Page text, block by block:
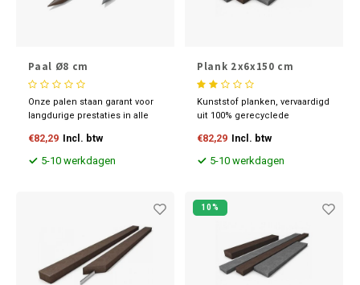
Paal Ø8 cm
Onze palen staan ​​garant voor
langdurige prestaties in alle
Vertrouw op onze expertise en
kies voor de betrouwbaarheid
€82,29 Incl. btw
5-10 werkdagen
Plank 2x6x150 cm
Kunststof planken, vervaardigd
uit 100% gerecyclede
afmetingen 2x6x150 cm.
Beschikbaar in stijlvol grijs en
aanschaf van volle pallets
geniet je van aantrekkelijke
€82,29 Incl. btw
5-10 werkdagen
10%